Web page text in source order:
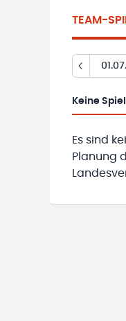
TEAM-
Keine
Es sind
Planung